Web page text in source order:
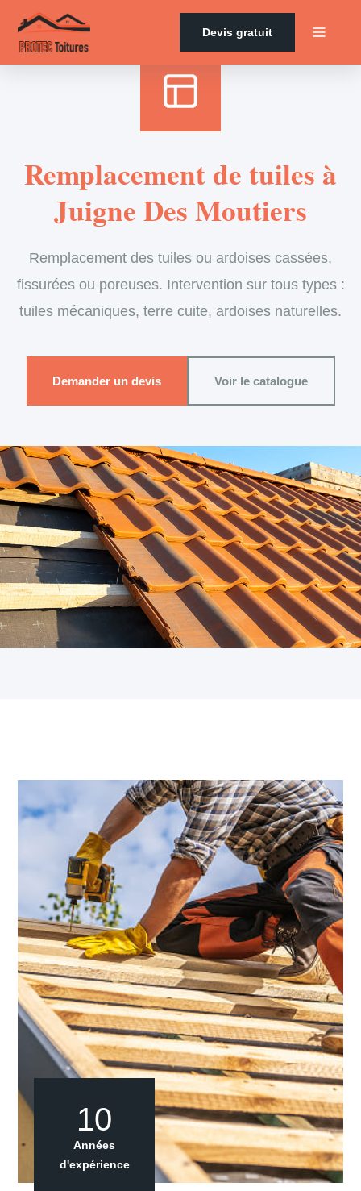
Devis gratuit
Remplacement de tuiles à
Juigne Des Moutiers
Remplacement des tuiles ou ardoises cassées,
fissurées ou poreuses. Intervention sur tous types :
tuiles mécaniques, terre cuite, ardoises naturelles.
Demander un devis Voir le catalogue
10
Années
d'expérience